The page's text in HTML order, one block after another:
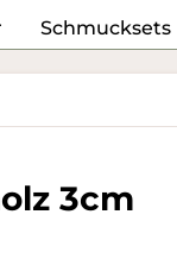
Schmucksets
3cm